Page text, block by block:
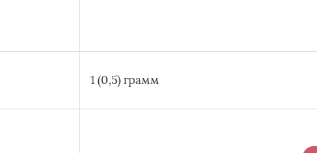
1 (0,5) грамм